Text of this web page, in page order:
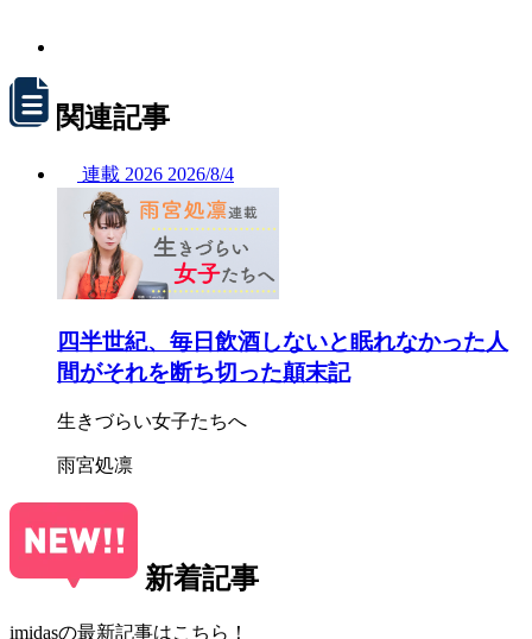
関連記事
連載 2026 2026/8/4
四半世紀、毎日飲酒しないと眠れなかった人
間がそれを断ち切った顛末記
生きづらい女子たちへ
雨宮処凛
新着記事
imidasの最新記事はこちら！